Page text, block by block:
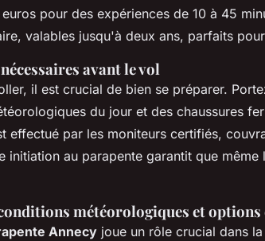
pour des expériences de 10 à 45
valables jusqu'à deux ans, parfaits
avant le vol
il est crucial de bien se préparer.
du jour et des chaussures
effectué par les moniteurs certifiés,
initiation au parapente garantit que
météorologiques et
Annecy joue un rôle crucial dans